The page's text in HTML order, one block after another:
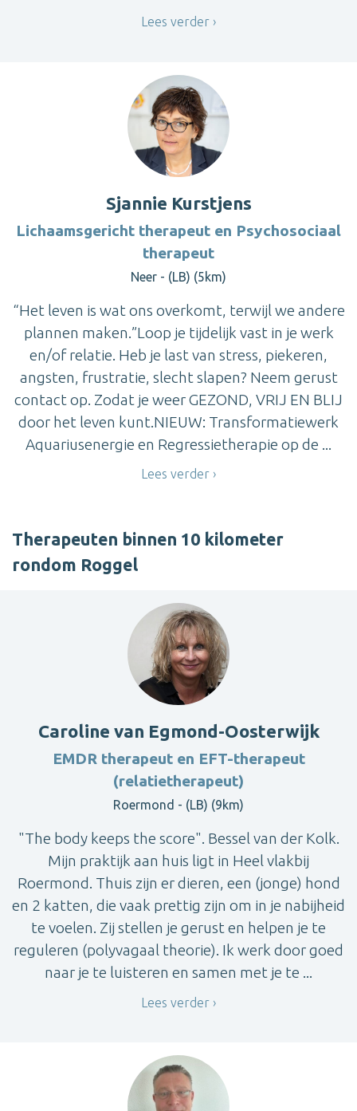
Lees verder
Sjannie Kurstjens
Lichaamsgericht therapeut en Psychosociaal
therapeut
Neer - (LB) (5km)
“Het leven is wat ons overkomt, terwijl we andere
plannen maken.”Loop je tijdelijk vast in je werk
en/of relatie. Heb je last van stress, piekeren,
angsten, frustratie, slecht slapen? Neem gerust
contact op. Zodat je weer GEZOND, VRIJ EN BLIJ
door het leven kunt.NIEUW: Transformatiewerk
Aquariusenergie en Regressietherapie op de ...
Lees verder
Therapeuten binnen 10 kilometer
rondom Roggel
Caroline van Egmond-Oosterwijk
EMDR therapeut en EFT-therapeut
(relatietherapeut)
Roermond - (LB) (9km)
"The body keeps the score". Bessel van der Kolk.
Mijn praktijk aan huis ligt in Heel vlakbij
Roermond. Thuis zijn er dieren, een (jonge) hond
en 2 katten, die vaak prettig zijn om in je nabijheid
te voelen. Zij stellen je gerust en helpen je te
reguleren (polyvagaal theorie). Ik werk door goed
naar je te luisteren en samen met je te ...
Lees verder